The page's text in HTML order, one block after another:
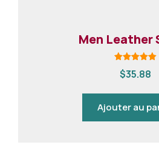
Men Leather
5.00
$35.88
Ajouter au